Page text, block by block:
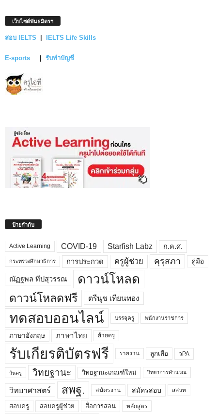
เว็บไซต์พันธมิตรฯ
สอบ IELTS | IELTS Life Skills
E-sports | รับทำบัญชี
ป้ายกำกับ
Active Learning COVID-19 Starfish Labz ก.ค.ศ.
กระทรวงศึกษาธิการ การประกวด ครูผู้ช่วย คุรุสภา คู่มือ
ณัฏฐพล ทีปสุวรรณ ดาวน์โหลด
ดาวน์โหลดฟรี ตรีนุช เทียนทอง
ทดสอบออนไลน์ บรรจุครู พนักงานราชการ
ภาษาอังกฤษ ภาษาไทย ย้ายครู
รับเกียรติบัตรฟรี รายงาน ลูกเสือ วPA
วันครู วิทยฐานะ วิทยฐานะเกณฑ์ใหม่ วิทยาการคำนวณ
วิทยาศาสตร์ สพฐ. สมัครงาน สมัครสอบ สสวท
สอบครู สอบครูผู้ช่วย สื่อการสอน หลักสูตร